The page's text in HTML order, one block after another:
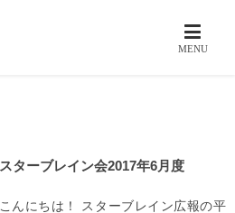
スターブレイン会2017年6月度
こんにちは！ スターブレイン広報の平